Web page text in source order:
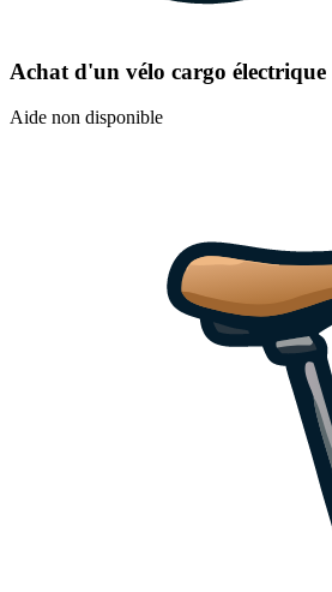
Achat d'un vélo cargo électrique
Aide non disponible